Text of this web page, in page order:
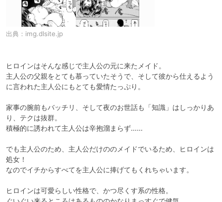
出典： img.dlsite.jp
ヒロインはそんな感じで主人公の元に来たメイド。
主人公の父親をとても慕っていたそうで、そして彼から仕えるよう
に言われた主人公にもとても愛情たっぷり。
家事の腕前もバッチリ、そして夜のお世話も「知識」はしっかりあ
り、テクは抜群。
積極的に誘われて主人公は辛抱溜まらず……
でも主人公のため、主人公だけののメイドでいるため、ヒロインは
処女！
なのでイチからすべてを主人公に捧げてもくれちゃいます。
ヒロインは可愛らしい性格で、かつ尽くす系の性格。